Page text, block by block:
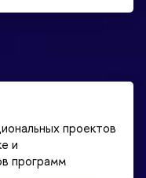
проектов
и
программ